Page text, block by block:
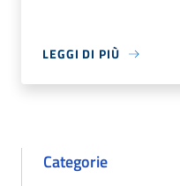
LEGGI DI PIÙ
Categorie